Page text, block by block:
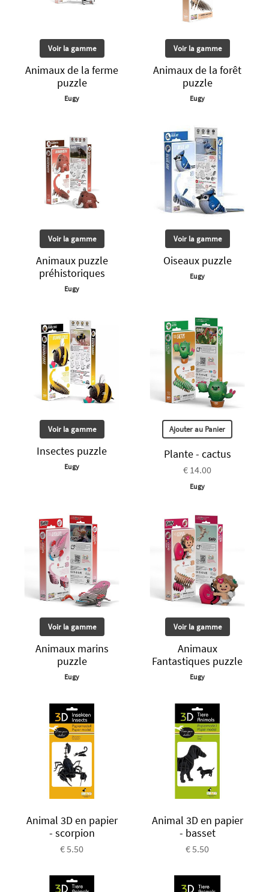
Voir la gamme
Animaux de la ferme
puzzle
Eugy
Voir la gamme
Animaux de la forêt
puzzle
Eugy
Voir la gamme
Animaux puzzle
préhistoriques
Eugy
Voir la gamme
Oiseaux puzzle
Eugy
Voir la gamme
Insectes puzzle
Eugy
Ajouter au Panier
Plante - cactus
€ 14.00
Eugy
Voir la gamme
Animaux marins
puzzle
Eugy
Voir la gamme
Animaux
Fantastiques puzzle
Eugy
Animal 3D en papier
- scorpion
€ 5.50
Animal 3D en papier
- basset
€ 5.50